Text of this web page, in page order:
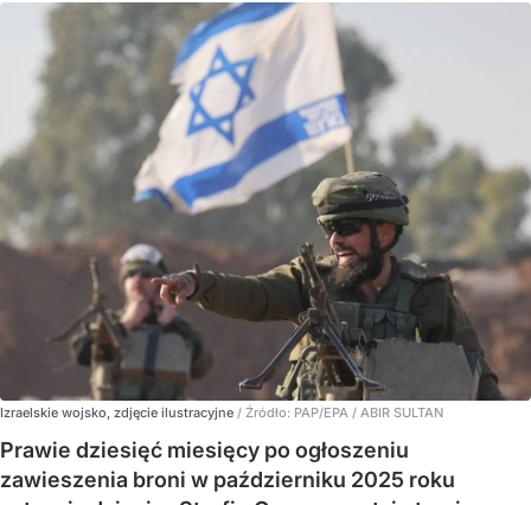
Izraelskie wojsko, zdjęcie ilustracyjne / Źródło: PAP/EPA / ABIR SULTAN
Prawie dziesięć miesięcy po ogłoszeniu
zawieszenia broni w październiku 2025 roku